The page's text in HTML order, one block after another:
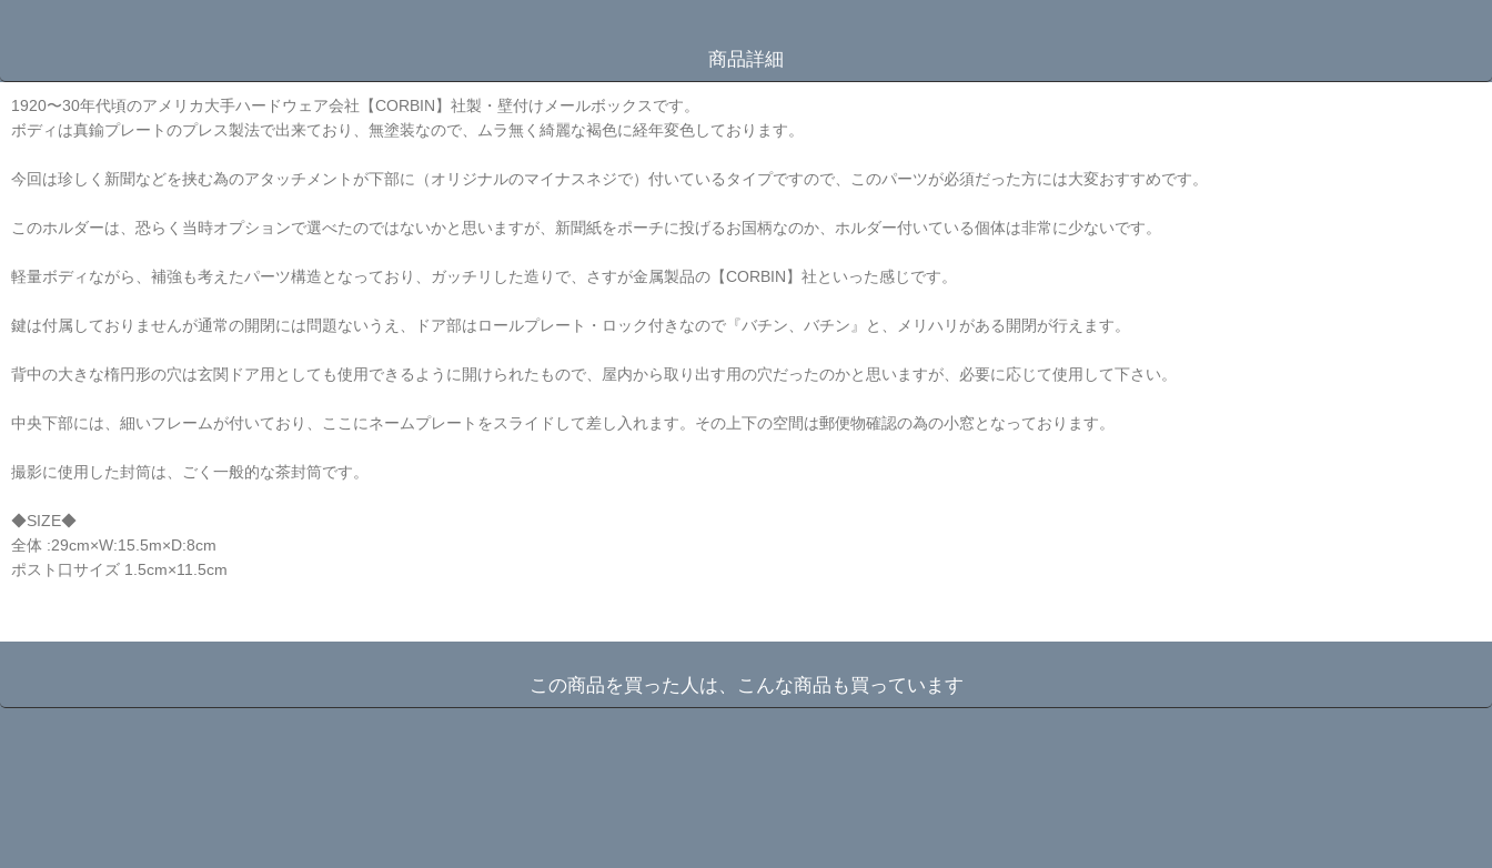
商品詳細
1920〜30年代頃のアメリカ大手ハードウェア会社【CORBIN】社製・壁付けメールボックスです。
ボディは真鍮プレートのプレス製法で出来ており、無塗装なので、ムラ無く綺麗な褐色に経年変色しております。
今回は珍しく新聞などを挟む為のアタッチメントが下部に（オリジナルのマイナスネジで）付いているタイプですので、このパーツが必須だった方には大変おすすめです。
このホルダーは、恐らく当時オプションで選べたのではないかと思いますが、新聞紙をポーチに投げるお国柄なのか、ホルダー付いている個体は非常に少ないです。
軽量ボディながら、補強も考えたパーツ構造となっており、ガッチリした造りで、さすが金属製品の【CORBIN】社といった感じです。
鍵は付属しておりませんが通常の開閉には問題ないうえ、ドア部はロールプレート・ロック付きなので『バチン、バチン』と、メリハリがある開閉が行えます。
背中の大きな楕円形の穴は玄関ドア用としても使用できるように開けられたもので、屋内から取り出す用の穴だったのかと思いますが、必要に応じて使用して下さい。
中央下部には、細いフレームが付いており、ここにネームプレートをスライドして差し入れます。その上下の空間は郵便物確認の為の小窓となっております。
撮影に使用した封筒は、ごく一般的な茶封筒です。
◆SIZE◆
全体 :29cm×W:15.5m×D:8cm
ポスト口サイズ 1.5cm×11.5cm
この商品を買った人は、こんな商品も買っています